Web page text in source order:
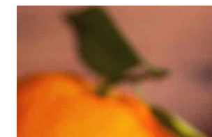
Bất động sản
Thị trường